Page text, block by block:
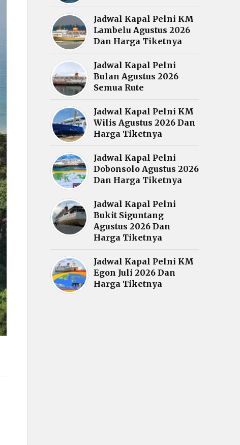
Jadwal Kapal Pelni KM
Lambelu Agustus 2026
Dan Harga Tiketnya
Jadwal Kapal Pelni
Bulan Agustus 2026
Semua Rute
Jadwal Kapal Pelni KM
Wilis Agustus 2026 Dan
Harga Tiketnya
Jadwal Kapal Pelni
Dobonsolo Agustus 2026
Dan Harga Tiketnya
Jadwal Kapal Pelni
Bukit Siguntang
Agustus 2026 Dan
Harga Tiketnya
Jadwal Kapal Pelni KM
Egon Juli 2026 Dan
Harga Tiketnya